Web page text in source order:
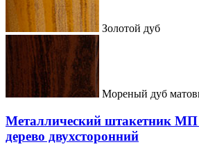
Золотой дуб
Мореный дуб
Металлический штакетник
дерево двухсторонний